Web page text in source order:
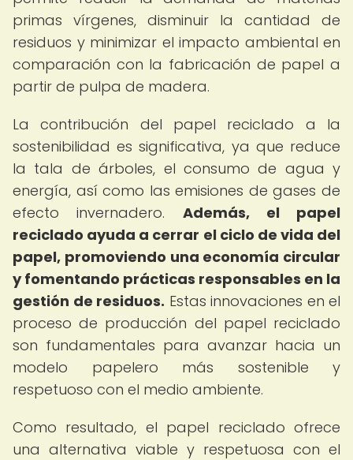
primas vírgenes, disminuir la cantidad de
residuos y minimizar el impacto ambiental en
comparación con la fabricación de papel a
partir de pulpa de madera.
La contribución del papel reciclado a la
sostenibilidad es significativa, ya que reduce
la tala de árboles, el consumo de agua y
energía, así como las emisiones de gases de
efecto invernadero. Además, el papel
reciclado ayuda a cerrar el ciclo de vida del
papel, promoviendo una economía circular
y fomentando prácticas responsables en la
gestión de residuos. Estas innovaciones en el
proceso de producción del papel reciclado
son fundamentales para avanzar hacia un
modelo papelero más sostenible y
respetuoso con el medio ambiente.
Como resultado, el papel reciclado ofrece
una alternativa viable y respetuosa con el